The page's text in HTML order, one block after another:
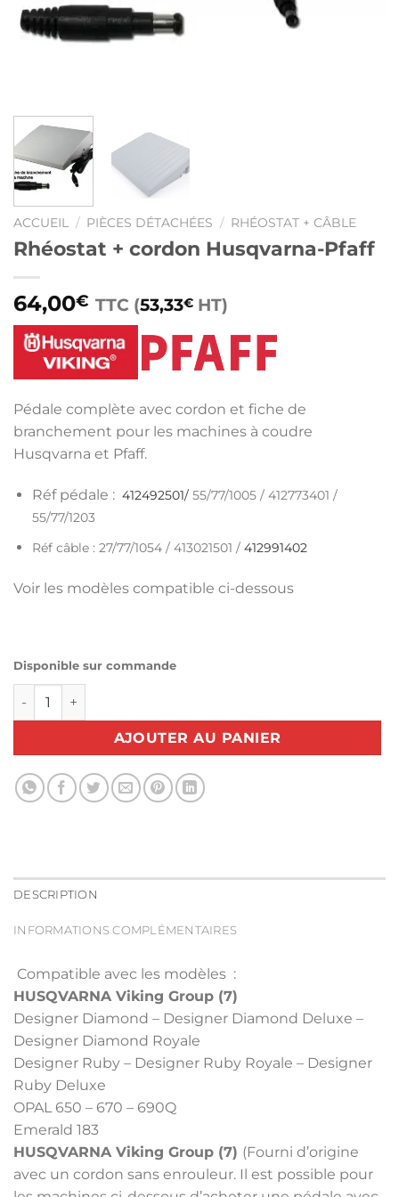
ACCUEIL / PIÈCES DÉTACHÉES / RHÉOSTAT + CÂBLE
Rhéostat + cordon Husqvarna-Pfaff
64,00€ TTC (53,33€ HT)
Pédale complète avec cordon et fiche de
branchement pour les machines à coudre
Husqvarna et Pfaff.
Réf pédale : 412492501/ 55/77/1005 / 412773401 /
55/77/1203
Réf câble : 27/77/1054 / 413021501 / 412991402
Voir les modèles compatible ci-dessous
Disponible sur commande
quantité de Rhéostat + cordon Husqvarna-Pfaff
AJOUTER AU PANIER
DESCRIPTION
INFORMATIONS COMPLÉMENTAIRES
Compatible avec les modèles :
HUSQVARNA Viking Group (7)
Designer Diamond – Designer Diamond Deluxe –
Designer Diamond Royale
Designer Ruby – Designer Ruby Royale – Designer
Ruby Deluxe
OPAL 650 – 670 – 690Q
Emerald 183
HUSQVARNA Viking Group (7) (Fourni d’origine
avec un cordon sans enrouleur. Il est possible pour